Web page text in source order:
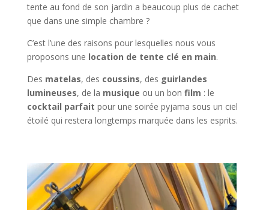
tente au fond de son jardin a beaucoup plus de cachet
que dans une simple chambre ?
C’est l’une des raisons pour lesquelles nous vous
proposons une location de tente clé en main.
Des matelas, des coussins, des guirlandes
lumineuses, de la musique ou un bon film : le
cocktail parfait pour une soirée pyjama sous un ciel
étoilé qui restera longtemps marquée dans les esprits.